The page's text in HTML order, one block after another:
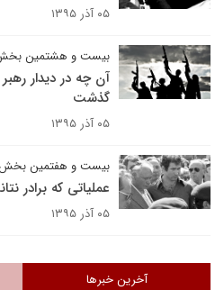
۰۵ آذر ۱۳۹۵
بیست و هشتمین بخش
آن چه در دیدار
گذشت
۰۵ آذر ۱۳۹۵
بیست و هفتمین بخش
عملیاتی که برادر
۰۵ آذر ۱۳۹۵
آخرین خبرها